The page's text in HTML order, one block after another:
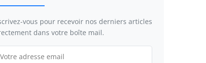
vous pour recevoir nos derniers articles
dans votre boîte mail.